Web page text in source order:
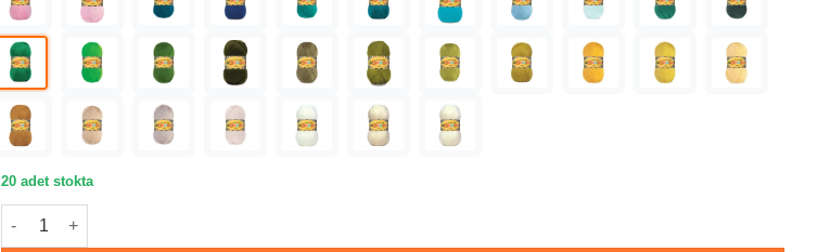
20 adet stokta
Nako Bonbon Lüx Canlı Yeşil Örgü İpliği 98410 adet